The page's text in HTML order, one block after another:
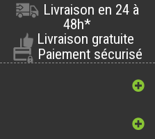
Livraison en 24 à
48h*
Livraison gratuite
Paiement sécurisé